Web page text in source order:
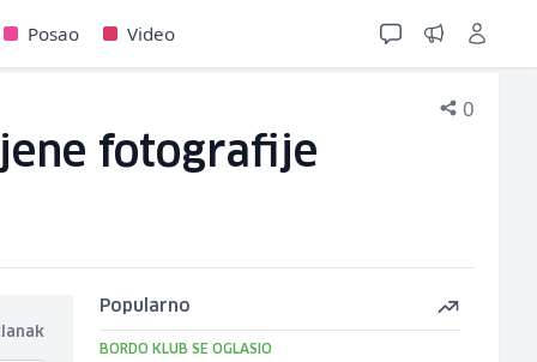
Posao Video
0
fotografije
Popularno
BORDO KLUB SE OGLASIO